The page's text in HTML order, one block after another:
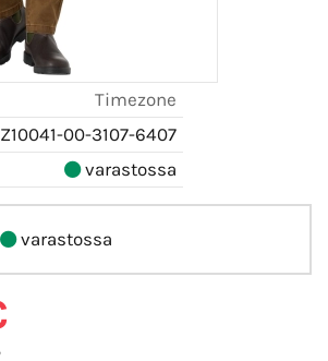
Timezone
00-3107-6407
varastossa
varastossa